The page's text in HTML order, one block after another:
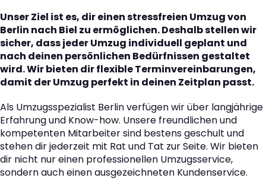
Unser Ziel ist es, dir einen stressfreien Umzug von
Berlin nach Biel zu ermöglichen. Deshalb stellen wir
sicher, dass jeder Umzug individuell geplant und
nach deinen persönlichen Bedürfnissen gestaltet
wird. Wir bieten dir flexible Terminvereinbarungen,
damit der Umzug perfekt in deinen Zeitplan passt.
Als Umzugsspezialist Berlin verfügen wir über langjährige
Erfahrung und Know-how. Unsere freundlichen und
kompetenten Mitarbeiter sind bestens geschult und
stehen dir jederzeit mit Rat und Tat zur Seite. Wir bieten
dir nicht nur einen professionellen Umzugsservice,
sondern auch einen ausgezeichneten Kundenservice.